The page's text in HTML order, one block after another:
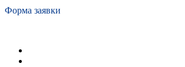
Форма заявки